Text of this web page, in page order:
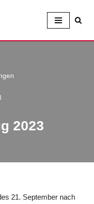
2023
21. September nach